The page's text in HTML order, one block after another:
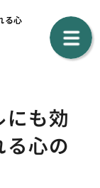
る心
も効
心の